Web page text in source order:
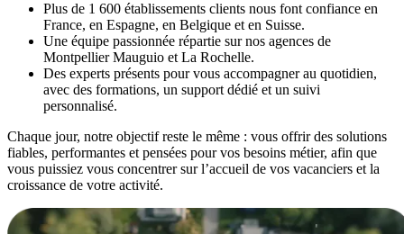
Plus de 1 600 établissements clients nous font confiance en
France, en Espagne, en Belgique et en Suisse.
Une équipe passionnée répartie sur nos agences de
Montpellier Mauguio et La Rochelle.
Des experts présents pour vous accompagner au quotidien,
avec des formations, un support dédié et un suivi
personnalisé.
Chaque jour, notre objectif reste le même : vous offrir des solutions
fiables, performantes et pensées pour vos besoins métier, afin que
vous puissiez vous concentrer sur l’accueil de vos vacanciers et la
croissance de votre activité.